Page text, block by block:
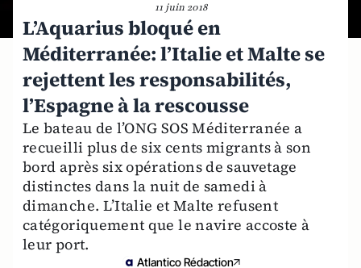
11 juin 2018
L’Aquarius bloqué en
Méditerranée: l’Italie et Malte se
rejettent les responsabilités,
l’Espagne à la rescousse
Le bateau de l’ONG SOS Méditerranée a
recueilli plus de six cents migrants à son
bord après six opérations de sauvetage
distinctes dans la nuit de samedi à
dimanche. L’Italie et Malte refusent
catégoriquement que le navire accoste à
leur port.
Atlantico Rédaction